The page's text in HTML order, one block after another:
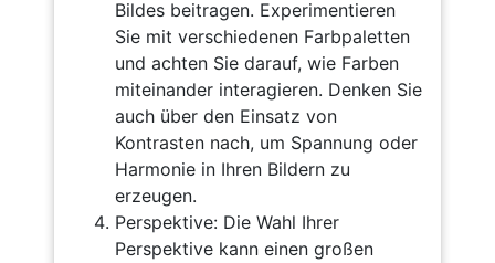
Bildes beitragen. Experimentieren
Sie mit verschiedenen Farbpaletten
und achten Sie darauf, wie Farben
miteinander interagieren. Denken Sie
auch über den Einsatz von
Kontrasten nach, um Spannung oder
Harmonie in Ihren Bildern zu
erzeugen.
Perspektive: Die Wahl Ihrer
Perspektive kann einen großen